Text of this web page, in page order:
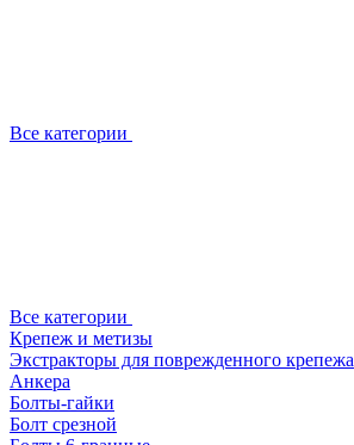
Все категории
Все категории
Крепеж и метизы
Экстракторы для поврежденного крепежа
Анкера
Болты-гайки
Болт срезной